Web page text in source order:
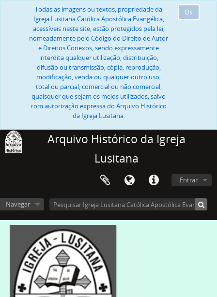
Ok
Todas as imagens ou textos, propriedade da
Igreja Lusitana Católica Apostólica Evangélica,
acessíveis neste site, estão protegidos pela lei,
nomeadamente pelo Código do Direito de Autor
e Direitos Conexos, sendo expressamente
interdita qualquer utilização, distribuição,
difusão ou transmissão, cópia, reprodução,
modificação, venda ou qualquer outro uso,
total ou parcial, comercial ou não comercial,
quaisquer que sejam os meios utilizados, salvo
com autorização expressa do Arquivo Histórico
da Igreja Lusitana.
Arquivo Histórico da Igreja
Lusitana
Entrar
Navegar